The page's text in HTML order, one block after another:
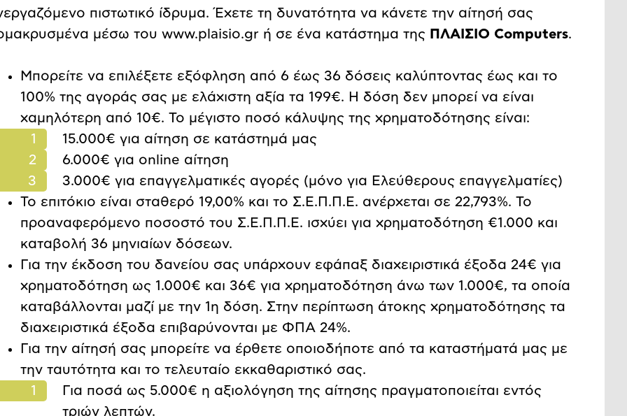
πιστωτικό ίδρυμα. Έχετε τη δυνατότητα να κάνετε την αίτησή σας
μέσω του www.plaisio.gr ή σε ένα κατάστημα της ΠΛΑΙΣΙΟ Computers.
Μπορείτε να επιλέξετε εξόφληση από 6 έως 36 δόσεις καλύπτοντας έως και το
100% της αγοράς σας με ελάχιστη αξία τα 199€. Η δόση δεν μπορεί να είναι
χαμηλότερη από 10€. Το μέγιστο ποσό κάλυψης της χρηματοδότησης είναι:
15.000€ για αίτηση σε κατάστημά μας
6.000€ για online αίτηση
3.000€ για επαγγελματικές αγορές (μόνο για Ελεύθερους επαγγελματίες)
Το επιτόκιο είναι σταθερό 19,00% και το Σ.Ε.Π.Π.Ε. ανέρχεται σε 22,793%. Το
προαναφερόμενο ποσοστό του Σ.Ε.Π.Π.Ε. ισχύει για χρηματοδότηση €1.000 και
καταβολή 36 μηνιαίων δόσεων.
Για την έκδοση του δανείου σας υπάρχουν εφάπαξ διαχειριστικά έξοδα 24€ για
χρηματοδότηση ως 1.000€ και 36€ για χρηματοδότηση άνω των 1.000€, τα οποία
καταβάλλονται μαζί με την 1η δόση. Στην περίπτωση άτοκης χρηματοδότησης τα
διαχειριστικά έξοδα επιβαρύνονται με ΦΠΑ 24%.
Για την αίτησή σας μπορείτε να έρθετε οποιοδήποτε από τα καταστήματά μας με
την ταυτότητα και το τελευταίο εκκαθαριστικό σας.
Για ποσά ως 5.000€ η αξιολόγηση της αίτησης πραγματοποιείται εντός
τριών λεπτών.